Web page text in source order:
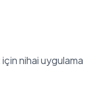
için nihai uygulama